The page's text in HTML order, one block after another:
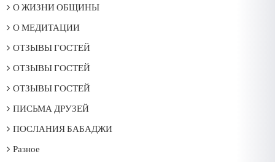
О ЖИЗНИ ОБЩИНЫ
О МЕДИТАЦИИ
ОТЗЫВЫ ГОСТЕЙ
ОТЗЫВЫ ГОСТЕЙ
ОТЗЫВЫ ГОСТЕЙ
ПИСЬМА ДРУЗЕЙ
ПОСЛАНИЯ БАБАДЖИ
Разное